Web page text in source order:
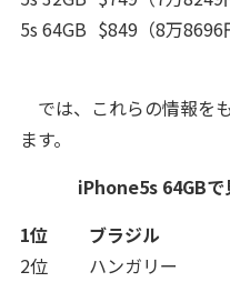
5s 64GB $849（8万8696
では、これらの情報を
ます。
iPhone5s 64GB
1位
ブラジル
2位
ハンガリー